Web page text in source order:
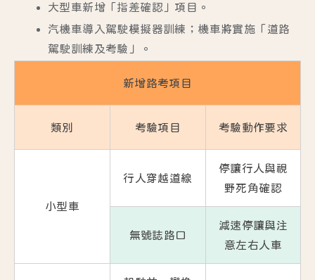
大型車新增「指差確認」項目。
汽機車導入駕駛模擬器訓練；機車將實施「道路
駕駛訓練及考驗」。
新增路考項目
類別 考驗項目 考驗動作要求
小型車
行人穿越道線
停讓行人與視
野死角確認
無號誌路口
減速停讓與注
意左右人車